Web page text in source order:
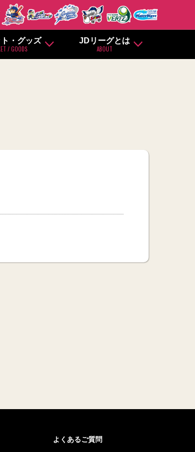
・グッズ
/ GOODS
JDリーグとは
ABOUT
よくあるご質問